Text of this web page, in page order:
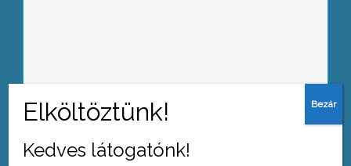
Működésének 7. évét ünnepelte a
Kedves látogatónk!